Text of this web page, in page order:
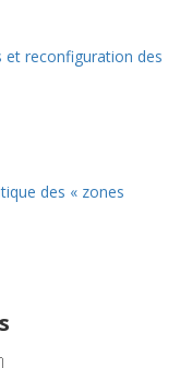
et reconfiguration des
des « zones